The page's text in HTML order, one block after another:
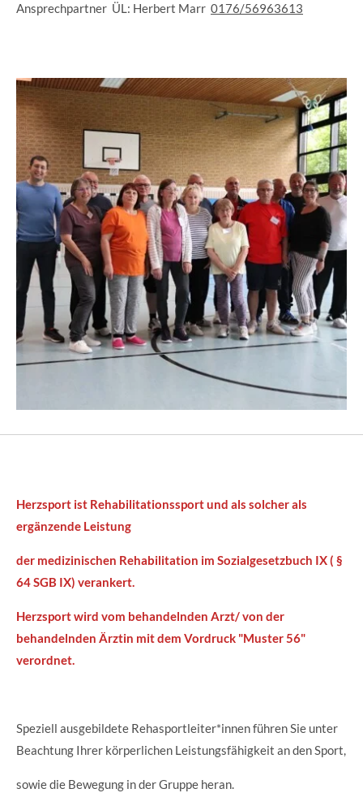
Ansprechpartner ÜL: Herbert Marr 0176/56963613
Herzsport ist Rehabilitationssport und als solcher als
ergänzende Leistung
der medizinischen Rehabilitation im Sozialgesetzbuch IX ( §
64 SGB IX) verankert.
Herzsport wird vom behandelnden Arzt/ von der
behandelnden Ärztin mit dem Vordruck "Muster 56"
verordnet.
Speziell ausgebildete Rehasportleiter*innen führen Sie unter
Beachtung Ihrer körperlichen Leistungsfähigkeit an den Sport,
sowie die Bewegung in der Gruppe heran.